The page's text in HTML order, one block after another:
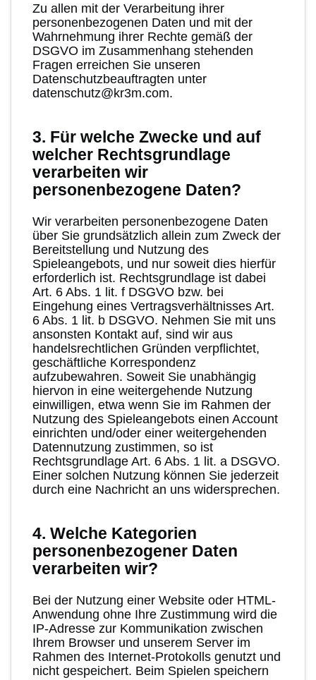
Zu allen mit der Verarbeitung ihrer
personenbezogenen Daten und mit der
Wahrnehmung ihrer Rechte gemäß der
DSGVO im Zusammenhang stehenden
Fragen erreichen Sie unseren
Datenschutzbeauftragten unter
datenschutz@kr3m.com.
3. Für welche Zwecke und auf
welcher Rechtsgrundlage
verarbeiten wir
personenbezogene Daten?
Wir verarbeiten personenbezogene Daten
über Sie grundsätzlich allein zum Zweck der
Bereitstellung und Nutzung des
Spieleangebots, und nur soweit dies hierfür
erforderlich ist. Rechtsgrundlage ist dabei
Art. 6 Abs. 1 lit. f DSGVO bzw. bei
Eingehung eines Vertragsverhältnisses Art.
6 Abs. 1 lit. b DSGVO. Nehmen Sie mit uns
ansonsten Kontakt auf, sind wir aus
handelsrechtlichen Gründen verpflichtet,
geschäftliche Korrespondenz
aufzubewahren. Soweit Sie unabhängig
hiervon in eine weitergehende Nutzung
einwilligen, etwa wenn Sie im Rahmen der
Nutzung des Spieleangebots einen Account
einrichten und/oder einer weitergehenden
Datennutzung zustimmen, so ist
Rechtsgrundlage Art. 6 Abs. 1 lit. a DSGVO.
Einer solchen Nutzung können Sie jederzeit
durch eine Nachricht an uns widersprechen.
4. Welche Kategorien
personenbezogener Daten
verarbeiten wir?
Bei der Nutzung einer Website oder HTML-
Anwendung ohne Ihre Zustimmung wird die
IP-Adresse zur Kommunikation zwischen
Ihrem Browser und unserem Server im
Rahmen des Internet-Protokolls genutzt und
nicht gespeichert. Beim Spielen speichern